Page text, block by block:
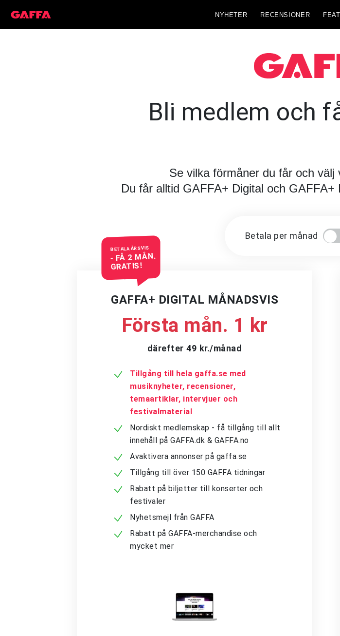
NYHETER RECENSIONER
Bli medlem och
Se vilka förmåner du får och
Du får alltid GAFFA+ Digital och
Betala per månad
BETALA ÅRSVIS
- FÅ 2 MÅN.
GRATIS!
GAFFA+ DIGITAL MÅNADSVIS
Första mån. 1 kr
därefter 49 kr./månad
Tillgång till hela gaffa.se med
musiknyheter, recensioner,
temaartiklar, intervjuer och
festivalmaterial
Nordiskt medlemskap - få tillgång till allt
innehåll på GAFFA.dk & GAFFA.no
Avaktivera annonser på gaffa.se
Tillgång till över 150 GAFFA tidningar
Rabatt på biljetter till konserter och
festivaler
Nyhetsmejl från GAFFA
Rabatt på GAFFA-merchandise och
mycket mer